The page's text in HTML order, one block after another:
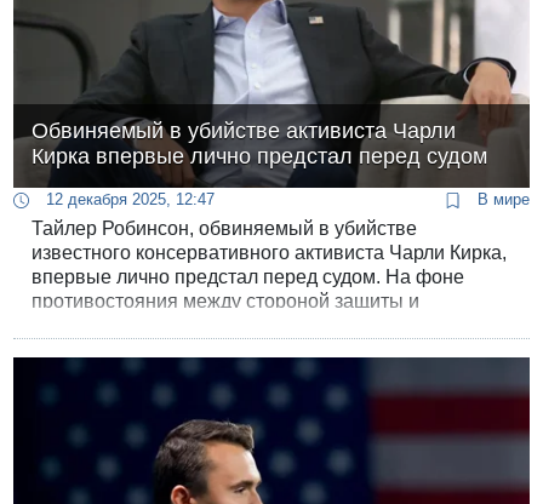
Обвиняемый в убийстве активиста Чарли
Кирка впервые лично предстал перед судом
12 декабря 2025, 12:47 В мире
Тайлер Робинсон, обвиняемый в убийстве
известного консервативного активиста Чарли Кирка,
впервые лично предстал перед судом. На фоне
противостояния между стороной защиты и
зале суда, удовлетворив требование о прозрачности